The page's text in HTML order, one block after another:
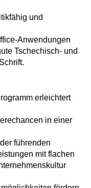
und
Anwendungen
Tschechisch- und
erleichtert
in einer
führenden
mit flachen